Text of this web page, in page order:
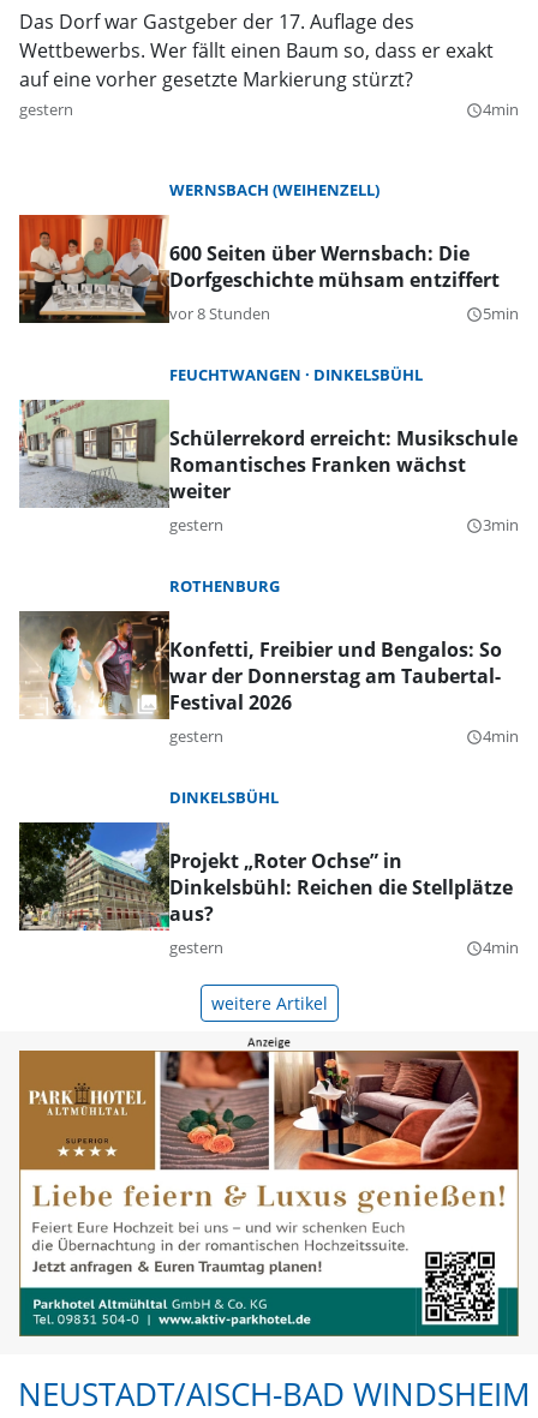
Das Dorf war Gastgeber der 17. Auflage des
Wettbewerbs. Wer fällt einen Baum so, dass er exakt
auf eine vorher gesetzte Markierung stürzt?
gestern query_builder4min
WERNSBACH (WEIHENZELL)
600 Seiten über Wernsbach: Die
Dorfgeschichte mühsam entziffert
vor 8 Stunden query_builder5min
FEUCHTWANGEN DINKELSBÜHL
Schülerrekord erreicht: Musikschule
Romantisches Franken wächst
weiter
gestern query_builder3min
ROTHENBURG
Konfetti, Freibier und Bengalos: So
war der Donnerstag am Taubertal-
Festival 2026
gestern query_builder4min
DINKELSBÜHL
Projekt „Roter Ochse” in
Dinkelsbühl: Reichen die Stellplätze
aus?
gestern query_builder4min
weitere Artikel
NEUSTADT/AISCH-BAD WINDSHEIM